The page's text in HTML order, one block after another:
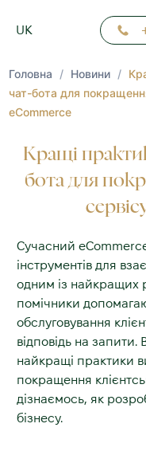
UK
NN
Головна / Новини /
чат-бота для
eCommerce
Кращі
бота для
Сучасний
інструментів для
одним із найкращих
помічники
обслуговування
відповідь на запити.
найкращі практики
покращення
дізнаємось, як
бізнесу.